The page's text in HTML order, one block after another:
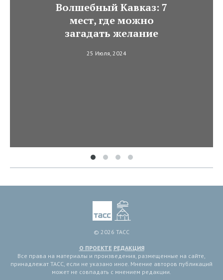
Волшебный Кавказ: 7
мест, где можно
загадать желание
25 Июля, 2024
© 2026 ТАСС
О ПРОЕКТЕ РЕДАКЦИЯ
Все права на материалы и произведения, размещенные на сайте,
принадлежат ТАСС, если не указано иное. Мнение авторов публикаций
может не совпадать с мнением редакции.